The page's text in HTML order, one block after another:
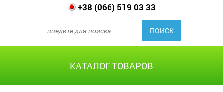
+38 (066) 519 03 33
КАТАЛОГ ТОВАРОВ